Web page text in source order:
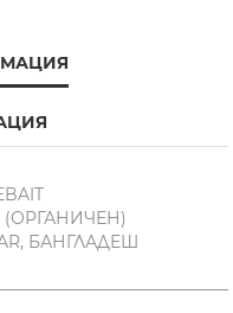
(ОРГАНИЧЕН)
БАНГЛАДЕШ